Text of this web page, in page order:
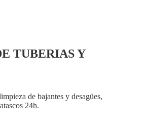
TUBERIAS Y
de bajantes y desagües,
24h.